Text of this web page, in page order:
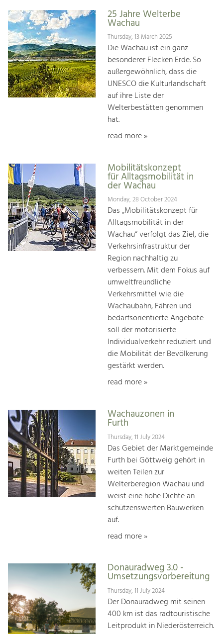
25 Jahre Welterbe
Wachau
Thursday, 13 March 2025
Die Wachau ist ein ganz
besonderer Flecken Erde. So
außergewöhnlich, dass die
UNESCO die Kulturlandschaft
auf ihre Liste der
Welterbestätten genommen
hat.
read more »
Mobilitätskonzept
für Alltagsmobilität in
der Wachau
Monday, 28 October 2024
Das „Mobilitätskonzept für
Alltagsmobilität in der
Wachau“ verfolgt das Ziel, die
Verkehrsinfrastruktur der
Region nachhaltig zu
verbessern. Mit dem Fokus auf
umweltfreundliche
Verkehrsmittel wie die
Wachaubahn, Fähren und
bedarfsorientierte Angebote
soll der motorisierte
Individualverkehr reduziert und
die Mobilität der Bevölkerung
gestärkt werden.
read more »
Wachauzonen in
Furth
Thursday, 11 July 2024
Das Gebiet der Marktgemeinde
Furth bei Göttweig gehört in
weiten Teilen zur
Welterberegion Wachau und
weist eine hohe Dichte an
schützenswerten Bauwerken
auf.
read more »
Donauradweg 3.0 -
Umsetzungsvorbereitung
Thursday, 11 July 2024
Der Donauradweg mit seinen
400 km ist das radtouristische
Leitprodukt in Niederösterreich.